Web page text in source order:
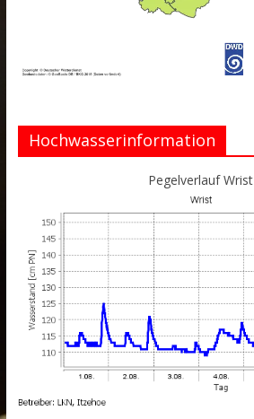
Hochwasserinformation
Pegelverlauf Wrist